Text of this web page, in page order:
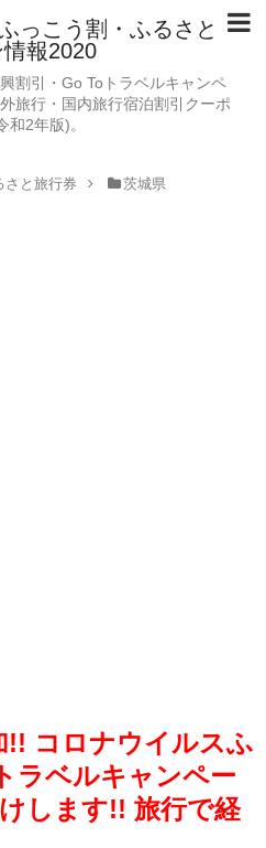
っこう割・ふるさと
報2020
割引・Go Toトラベルキャンペ
旅行・国内旅行宿泊割引クーポ
2年版)。
さと旅行券 茨城県
!! コロナウイルスふ
ラベルキャンペー
します!! 旅行で経